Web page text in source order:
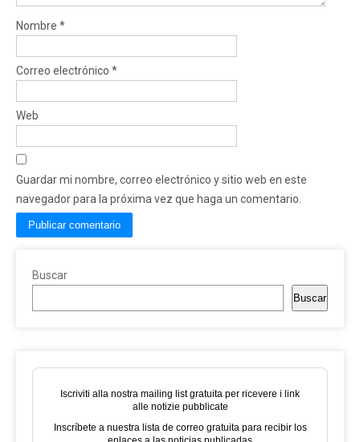
Nombre *
Correo electrónico *
Web
Guardar mi nombre, correo electrónico y sitio web en este
navegador para la próxima vez que haga un comentario.
Buscar
Buscar
Iscriviti alla nostra mailing list gratuita per ricevere i link
alle notizie pubblicate
Inscríbete a nuestra lista de correo gratuita para recibir los